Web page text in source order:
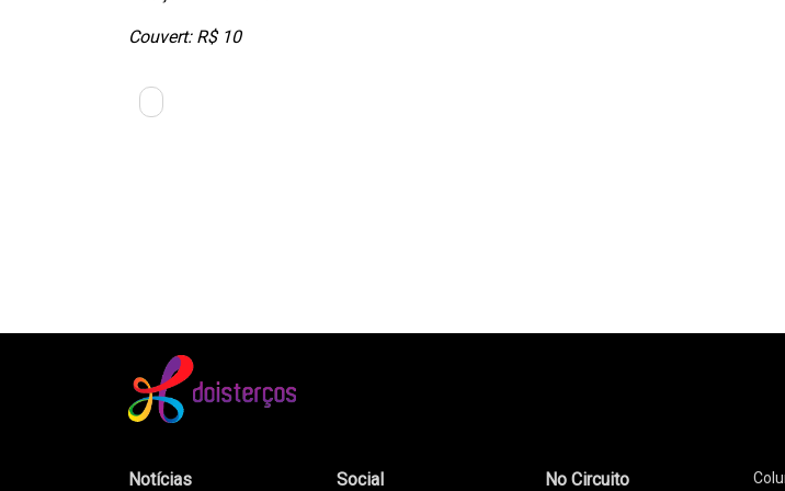
Couvert: R$ 10
Notícias Social No Circuito